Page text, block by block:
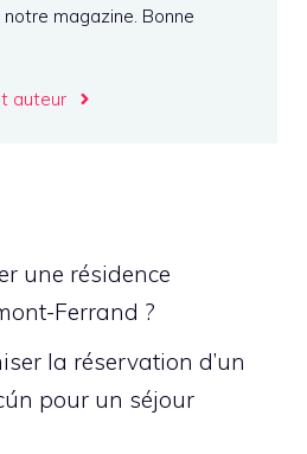
magazine. Bonne
auteur
une résidence
Ferrand ?
la réservation d’un
pour un séjour